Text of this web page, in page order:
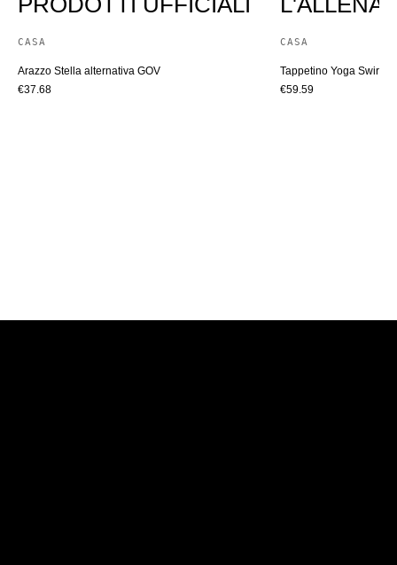
CASA
Arazzo Stella alternativa GOV
€37.68
CASA
Tappetino Yoga Swirl
€59.59